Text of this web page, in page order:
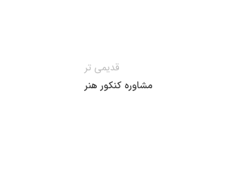
قدیمی تر
مشاوره کنکور هنر